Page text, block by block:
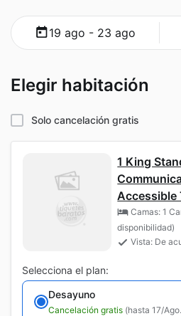
19 ago - 23 ago
Elegir habitación
Solo cancelación gratis
1 King
Accessible
Camas: 1
disponibilidad)
Vista: De
Selecciona el plan:
Desayuno
Cancelación gratis (hasta 17/